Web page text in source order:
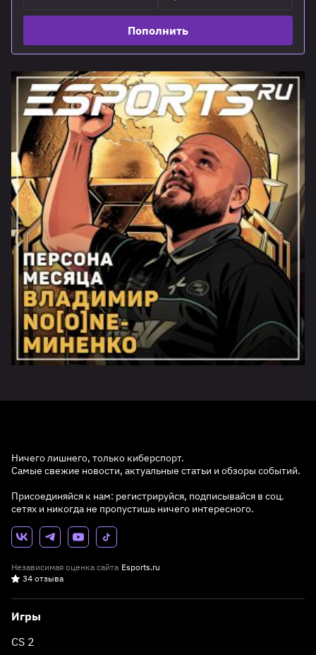
Пополнить
Ничего лишнего, только киберспорт.
Самые свежие новости, актуальные статьи и обзоры событий.
Присоединяйся к нам: регистрируйся, подписывайся в соц.
сетях и никогда не пропустишь ничего интересного.
Независимая оценка сайта Esports.ru
34 отзыва
Игры
CS 2